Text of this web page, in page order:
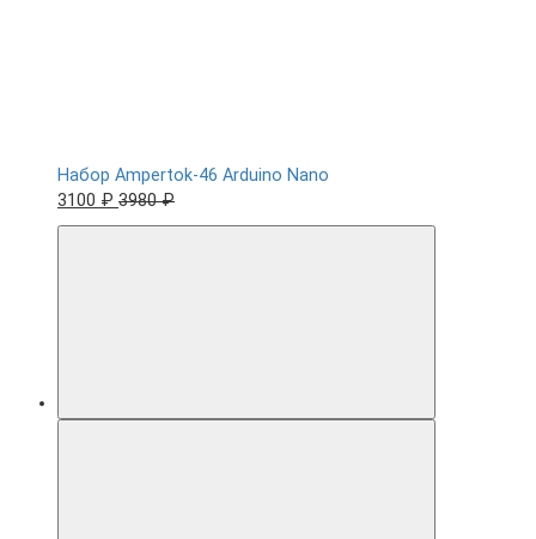
Набор Ampertok-46 Arduino Nano
3100 ₽ 3980 ₽